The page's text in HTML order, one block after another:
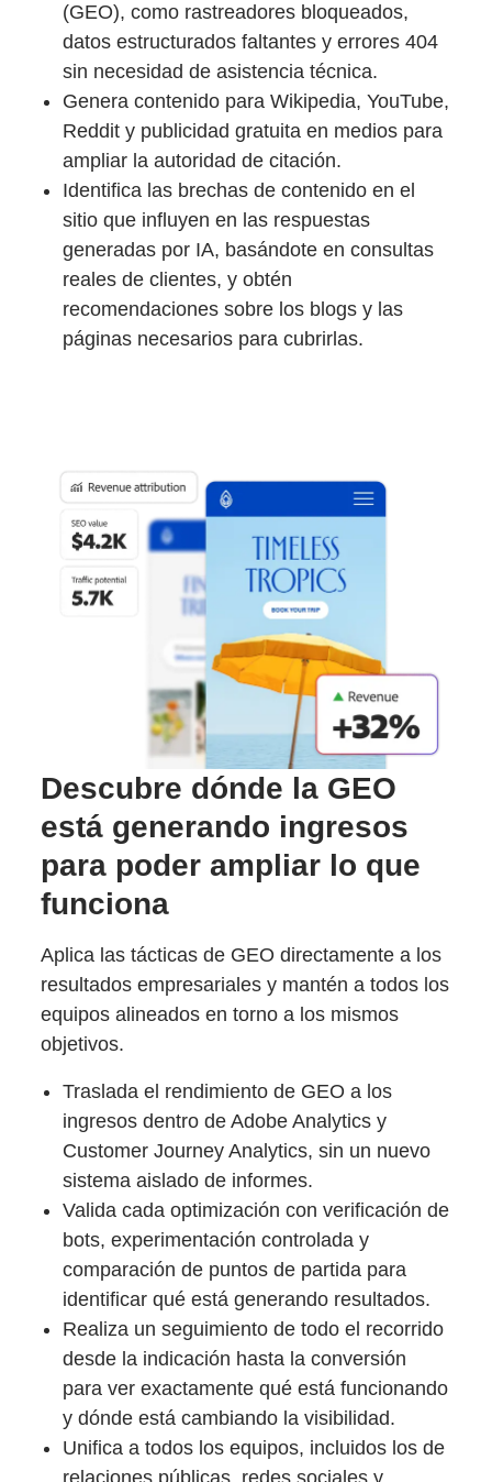
(GEO), como rastreadores bloqueados,
datos estructurados faltantes y errores 404
sin necesidad de asistencia técnica.
Genera contenido para Wikipedia, YouTube,
Reddit y publicidad gratuita en medios para
ampliar la autoridad de citación.
Identifica las brechas de contenido en el
sitio que influyen en las respuestas
generadas por IA, basándote en consultas
reales de clientes, y obtén
recomendaciones sobre los blogs y las
páginas necesarios para cubrirlas.
Descubre dónde la GEO
está generando ingresos
para poder ampliar lo que
funciona
Aplica las tácticas de GEO directamente a los
resultados empresariales y mantén a todos los
equipos alineados en torno a los mismos
objetivos.
Traslada el rendimiento de GEO a los
ingresos dentro de Adobe Analytics y
Customer Journey Analytics, sin un nuevo
sistema aislado de informes.
Valida cada optimización con verificación de
bots, experimentación controlada y
comparación de puntos de partida para
identificar qué está generando resultados.
Realiza un seguimiento de todo el recorrido
desde la indicación hasta la conversión
para ver exactamente qué está funcionando
y dónde está cambiando la visibilidad.
Unifica a todos los equipos, incluidos los de
relaciones públicas, redes sociales y